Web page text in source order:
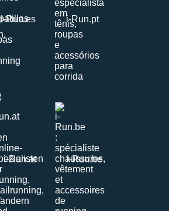
i-Run.es i-Run.pt
i-Run.at i-Run.be